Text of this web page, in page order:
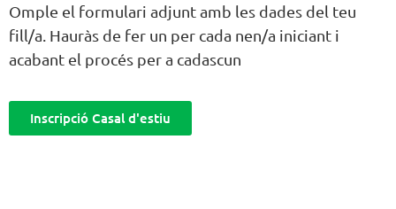
Omple el formulari adjunt amb les dades del teu
fill/a. Hauràs de fer un per cada nen/a iniciant i
acabant el procés per a cadascun
Inscripció Casal d'estiu